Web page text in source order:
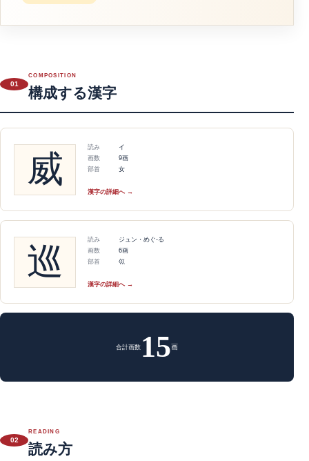
01
COMPOSITION
構成する漢字
威
読み
イ
画数
9画
部首
女
漢字の詳細へ →
巡
読み
ジュン・めぐ-る
画数
6画
部首
巛
漢字の詳細へ →
合計画数 15画
02
READING
読み方